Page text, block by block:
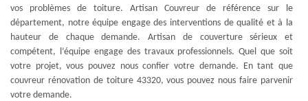
vos problèmes de toiture. Artisan Couvreur de référence sur le
département, notre équipe engage des interventions de qualité et à la
hauteur de chaque demande. Artisan de couverture sérieux et
compétent, l’équipe engage des travaux professionnels. Quel que soit
votre projet, vous pouvez nous confier votre demande. En tant que
couvreur rénovation de toiture 43320, vous pouvez nous faire parvenir
votre demande.